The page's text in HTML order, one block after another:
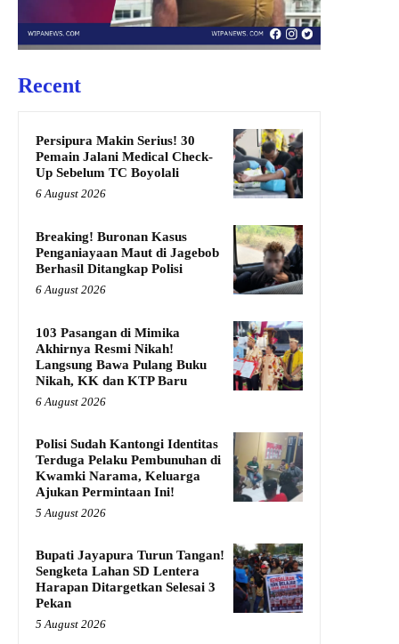
Recent
Persipura Makin Serius! 30
Pemain Jalani Medical Check-
Up Sebelum TC Boyolali
6 August 2026
Breaking! Buronan Kasus
Penganiayaan Maut di Jagebob
Berhasil Ditangkap Polisi
6 August 2026
103 Pasangan di Mimika
Akhirnya Resmi Nikah!
Langsung Bawa Pulang Buku
Nikah, KK dan KTP Baru
6 August 2026
Polisi Sudah Kantongi Identitas
Terduga Pelaku Pembunuhan di
Kwamki Narama, Keluarga
Ajukan Permintaan Ini!
5 August 2026
Bupati Jayapura Turun Tangan!
Sengketa Lahan SD Lentera
Harapan Ditargetkan Selesai 3
Pekan
5 August 2026